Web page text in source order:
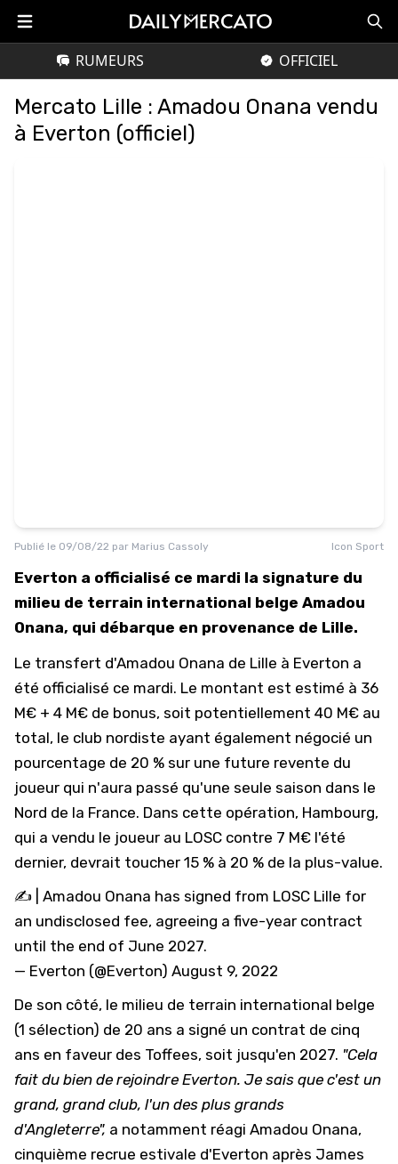
RUMEURS OFFICIEL
Mercato Lille : Amadou Onana vendu
à Everton (officiel)
Publié le 09/08/22 par Marius Cassoly Icon Sport
Everton a officialisé ce mardi la signature du
milieu de terrain international belge Amadou
Onana, qui débarque en provenance de Lille.
Le transfert d'Amadou Onana de Lille à Everton a
été officialisé ce mardi. Le montant est estimé à 36
M€ + 4 M€ de bonus, soit potentiellement 40 M€ au
total, le club nordiste ayant également négocié un
pourcentage de 20 % sur une future revente du
joueur qui n'aura passé qu'une seule saison dans le
Nord de la France. Dans cette opération, Hambourg,
qui a vendu le joueur au LOSC contre 7 M€ l'été
dernier, devrait toucher 15 % à 20 % de la plus-value.
✍️ | Amadou Onana has signed from LOSC Lille for
an undisclosed fee, agreeing a five-year contract
until the end of June 2027.
— Everton (@Everton) August 9, 2022
De son côté, le milieu de terrain international belge
(1 sélection) de 20 ans a signé un contrat de cinq
ans en faveur des Toffees, soit jusqu'en 2027. "Cela
fait du bien de rejoindre Everton. Je sais que c'est un
grand, grand club, l'un des plus grands
d'Angleterre", a notamment réagi Amadou Onana,
cinquième recrue estivale d'Everton après James